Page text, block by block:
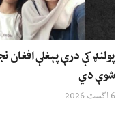
پولنډ کې درې پېغلې افغان
شوې دي
6 اگست 2026